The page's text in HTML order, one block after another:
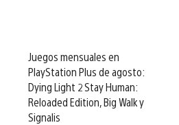
Juegos mensuales en
PlayStation Plus de agosto:
Dying Light 2 Stay Human:
Reloaded Edition, Big Walk y
Signalis